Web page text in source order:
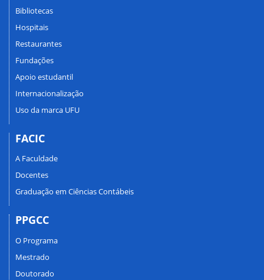
Bibliotecas
Hospitais
Restaurantes
Fundações
Apoio estudantil
Internacionalização
Uso da marca UFU
FACIC
A Faculdade
Docentes
Graduação em Ciências Contábeis
PPGCC
O Programa
Mestrado
Doutorado